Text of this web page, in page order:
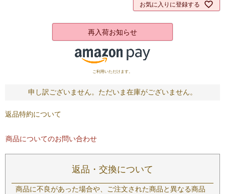
お気に入りに登録する
再入荷お知らせ
ご利用いただけます。
申し訳ございません。ただいま在庫がございません。
返品特約について
商品についてのお問い合わせ
返品・交換について
商品に不良があった場合や、ご注文された商品と異なる商品